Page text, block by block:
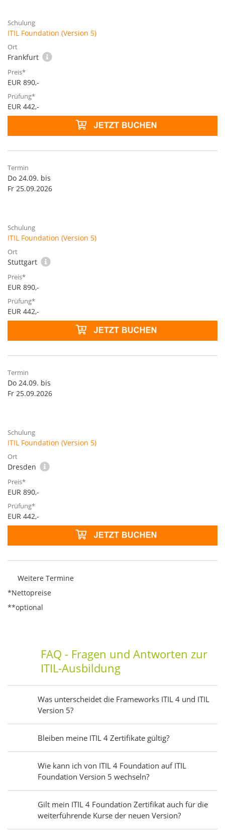
ITIL Foundation (Version 5)
Frankfurt
EUR 890,-
EUR 442,-
Do 24.09. bis
Fr 25.09.2026
ITIL Foundation (Version 5)
Stuttgart
EUR 890,-
EUR 442,-
Do 24.09. bis
Fr 25.09.2026
ITIL Foundation (Version 5)
Dresden
EUR 890,-
EUR 442,-
Weitere Termine
*Nettopreise
**optional
FAQ - Fragen und Antworten zur
ITIL-Ausbildung
Was unterscheidet die Frameworks ITIL 4 und ITIL
Version 5?
Bleiben meine ITIL 4 Zertifikate gültig?
Wie kann ich von ITIL 4 Foundation auf ITIL
Foundation Version 5 wechseln?
Gilt mein ITIL 4 Foundation Zertifikat auch für die
weiterführende Kurse der neuen Version?